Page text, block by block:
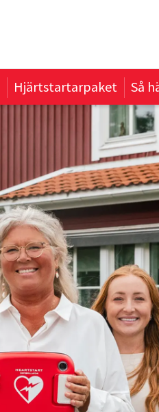
Hjärtstartarpaket Så